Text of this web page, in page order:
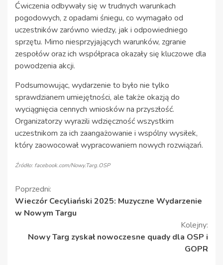
Ćwiczenia odbywały się w trudnych warunkach
pogodowych, z opadami śniegu, co wymagało od
uczestników zarówno wiedzy, jak i odpowiedniego
sprzętu. Mimo niesprzyjających warunków, zgranie
zespołów oraz ich współpraca okazały się kluczowe dla
powodzenia akcji.
Podsumowując, wydarzenie to było nie tylko
sprawdzianem umiejętności, ale także okazją do
wyciągnięcia cennych wniosków na przyszłość.
Organizatorzy wyrazili wdzięczność wszystkim
uczestnikom za ich zaangażowanie i wspólny wysiłek,
który zaowocował wypracowaniem nowych rozwiązań.
Źródło: facebook.com/Nowy.Targ.OSP
Kontynuuj
czytanie
Poprzedni:
Wieczór Cecyliański 2025: Muzyczne Wydarzenie
w Nowym Targu
Kolejny:
Nowy Targ zyskał nowoczesne quady dla OSP i
GOPR